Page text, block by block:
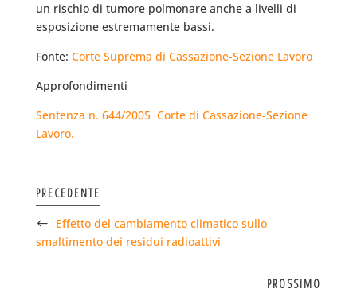
un rischio di tumore polmonare anche a livelli di
esposizione estremamente bassi.
Fonte: Corte Suprema di Cassazione-Sezione Lavoro
Approfondimenti
Sentenza n. 644/2005  Corte di Cassazione-Sezione
Lavoro.
PRECEDENTE
Effetto del cambiamento climatico sullo
smaltimento dei residui radioattivi
PROSSIMO